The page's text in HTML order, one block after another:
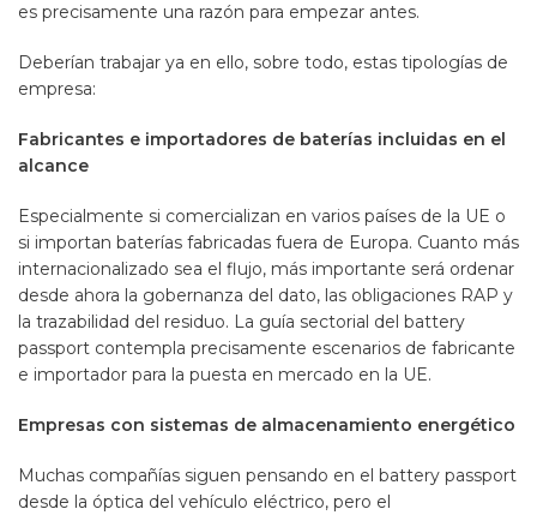
es precisamente una razón para empezar antes.
Deberían trabajar ya en ello, sobre todo, estas tipologías de
empresa:
Fabricantes e importadores de baterías incluidas en el
alcance
Especialmente si comercializan en varios países de la UE o
si importan baterías fabricadas fuera de Europa. Cuanto más
internacionalizado sea el flujo, más importante será ordenar
desde ahora la gobernanza del dato, las obligaciones RAP y
la trazabilidad del residuo. La guía sectorial del battery
passport contempla precisamente escenarios de fabricante
e importador para la puesta en mercado en la UE.
Empresas con sistemas de almacenamiento energético
Muchas compañías siguen pensando en el battery passport
desde la óptica del vehículo eléctrico, pero el